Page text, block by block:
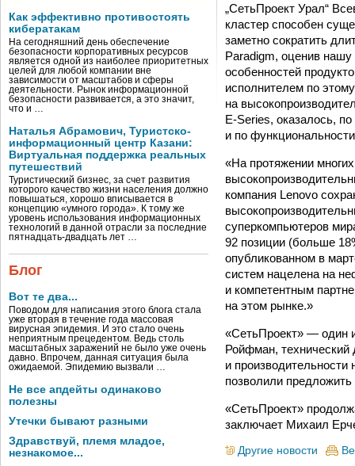
Как эффективно противостоять
кибератакам
На сегодняшний день обеспечение
безопасности корпоративных ресурсов
является одной из наиболее приоритетных
целей для любой компании вне
зависимости от масштабов и сферы
деятельности. Рынок информационной
безопасности развивается, а это значит,
что и …
Наталья Абрамович, Туристско-
информационный центр Казани:
Виртуальная поддержка реальных
путешествий
Туристический бизнес, за счет развития
которого качество жизни населения должно
повышаться, хорошо вписывается в
концепцию «умного города». К тому же
уровень использования информационных
технологий в данной отрасли за последние
пятнадцать-двадцать лет …
Блог
Вот те два...
Поводом для написания этого блога стала
уже вторая в течение года массовая
вирусная эпидемия. И это стало очень
неприятным прецедентом. Ведь столь
масштабных заражений не было уже очень
давно. Впрочем, данная ситуация была
ожидаемой. Эпидемию вызвали …
Не все апдейты одинаково
полезны
Утечки бывают разными
Здравствуй, племя младое,
незнакомое...
„СетьПроект Урал“
кластер способен
заметно сократить
Paradigm, оценив нашу
особенностей
исполнителем по
на
E-Series, оказалось,
и по
«На протяжении
компания Lenovo
суперкомпьютеров
92 позиции (больше
опубликованном в
систем нацелена на
и компетентным
на этом рынке.»
«СетьПроект» — один
Ройфман, технический
и
позволили
«СетьПроект»
заключает Михаил
Другие новости